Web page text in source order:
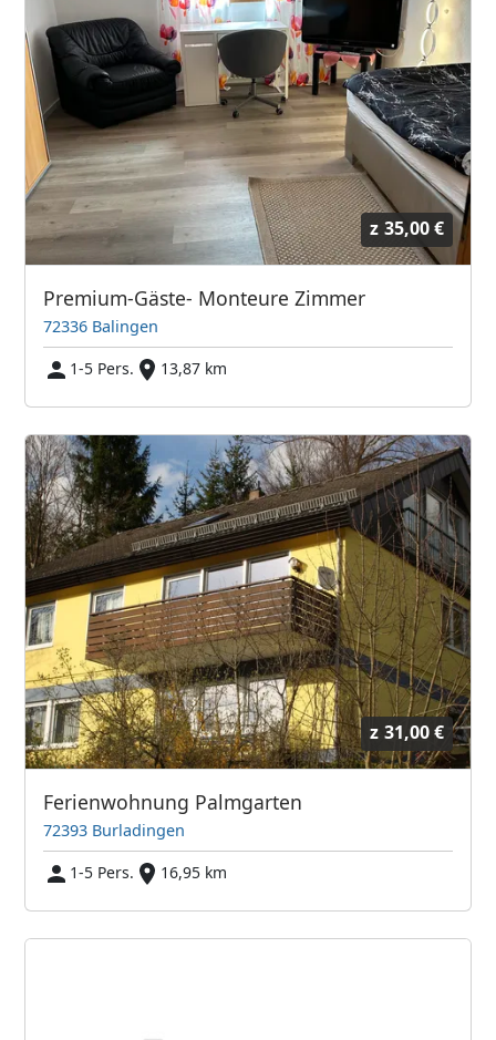
z 35,00 €
Premium-Gäste- Monteure Zimmer
72336 Balingen
1-5 Pers.
13,87 km
z 31,00 €
Ferienwohnung Palmgarten
72393 Burladingen
1-5 Pers.
16,95 km